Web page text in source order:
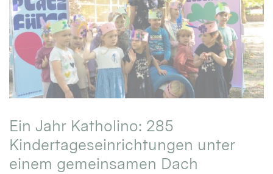
Ein Jahr Katholino: 285
Kindertageseinrichtungen unter
einem gemeinsamen Dach